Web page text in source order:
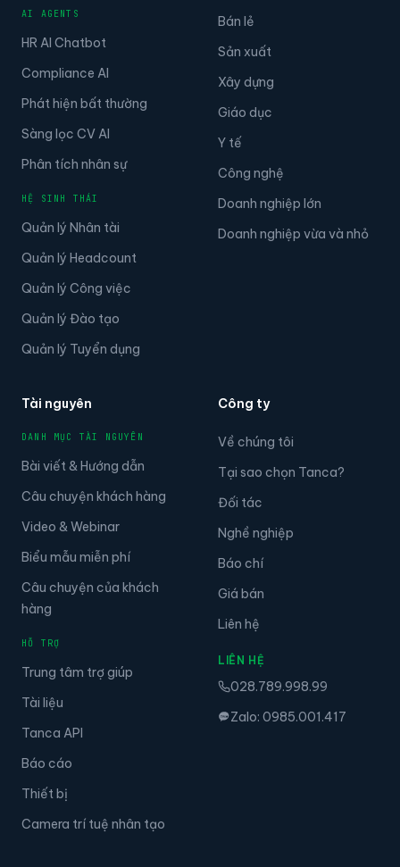
AI AGENTS
HR AI Chatbot
Compliance AI
Phát hiện bất thường
Sàng lọc CV AI
Phân tích nhân sự
HỆ SINH THÁI
Quản lý Nhân tài
Quản lý Headcount
Quản lý Công việc
Quản lý Đào tạo
Quản lý Tuyển dụng
Bán lẻ
Sản xuất
Xây dựng
Giáo dục
Y tế
Công nghệ
Doanh nghiệp lớn
Doanh nghiệp vừa và nhỏ
Tài nguyên
DANH MỤC TÀI NGUYÊN
Bài viết & Hướng dẫn
Câu chuyện khách hàng
Video & Webinar
Biểu mẫu miễn phí
Câu chuyện của khách
hàng
HỖ TRỢ
Trung tâm trợ giúp
Tài liệu
Tanca API
Báo cáo
Thiết bị
Camera trí tuệ nhân tạo
Công ty
Về chúng tôi
Tại sao chọn Tanca?
Đối tác
Nghề nghiệp
Báo chí
Giá bán
Liên hệ
LIÊN HỆ
028.789.998.99
Zalo: 0985.001.417